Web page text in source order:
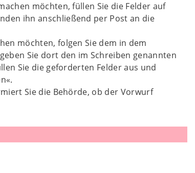
möchten, füllen Sie die Felder auf
ihn anschließend per Post an die
möchten, folgen Sie dem in dem
Sie dort den im Schreiben genannten
Sie die geforderten Felder aus und
Sie die Behörde, ob der Vorwurf